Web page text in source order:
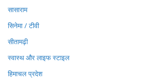
सासाराम
सिनेमा / टीवी
सीतामढ़ी
स्वास्थ और लाइफ स्टाइल
हिमाचल प्रदेश